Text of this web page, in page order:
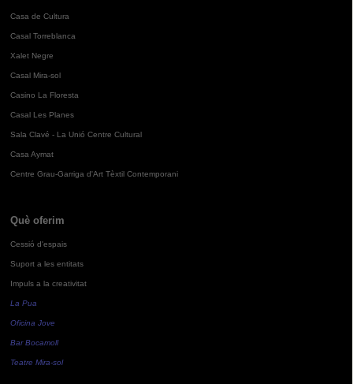
Casa de Cultura
Casal Torreblanca
Xalet Negre
Casal Mira-sol
Casino La Floresta
Casal Les Planes
Sala Clavé - La Unió Centre Cultural
Casa Aymat
Centre Grau-Garriga d'Art Tèxtil Contemporani
Què oferim
Cessió d'espais
Suport a les entitats
Impuls a la creativitat
La Pua
Oficina Jove
Bar Bocamoll
Teatre Mira-sol